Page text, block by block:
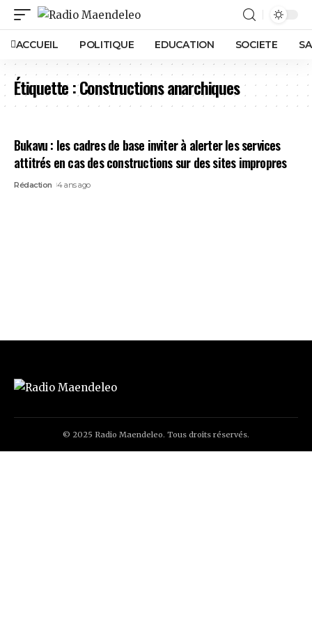
ACCUEIL POLITIQUE EDUCATION SOCIETE
Étiquette :Constructions anarchiques
Bukavu : les cadres de base inviter à alerter les services
attitrés en cas des constructions sur des sites impropres
Rédaction 4 ans ago
© 2025 Radio Maendeleo. Tous droits réservés.